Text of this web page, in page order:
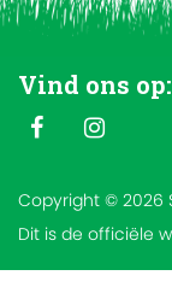
Vind ons op:
Copyright © 2026
Dit is de officiële